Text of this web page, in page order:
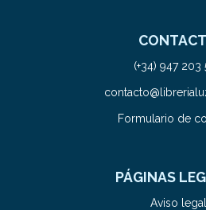
(+34) 947 203
Formulario de
PÁGINAS
Aviso legal